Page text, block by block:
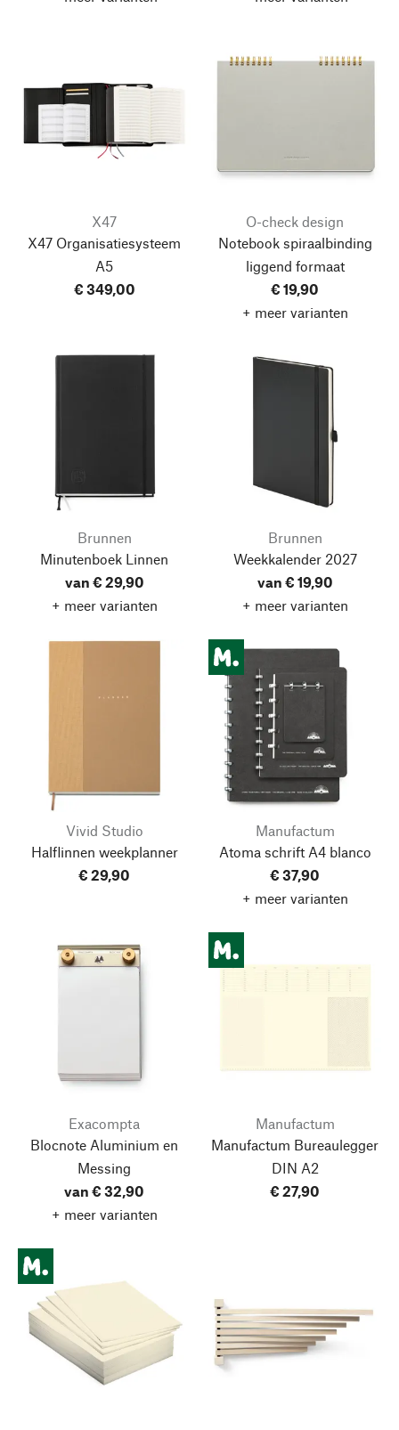
X47
X47 Organisatiesysteem
A5
€ 349,00
O-check design
Notebook spiraalbinding
liggend formaat
€ 19,90
+ meer varianten
Brunnen
Minutenboek Linnen
van € 29,90
+ meer varianten
Brunnen
Weekkalender 2027
van € 19,90
+ meer varianten
Vivid Studio
Halflinnen weekplanner
€ 29,90
Manufactum
Atoma schrift A4 blanco
€ 37,90
+ meer varianten
Exacompta
Blocnote Aluminium en
Messing
van € 32,90
+ meer varianten
Manufactum
Manufactum Bureaulegger
DIN A2
€ 27,90